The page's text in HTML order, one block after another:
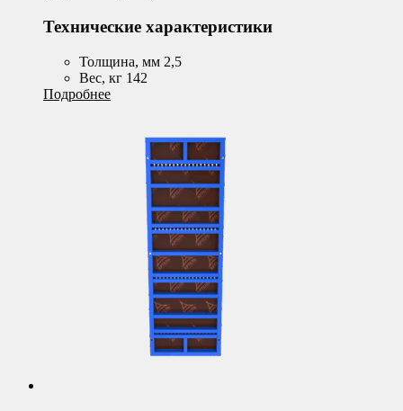
Технические характеристики
Толщина, мм 2,5
Вес, кг 142
Подробнее